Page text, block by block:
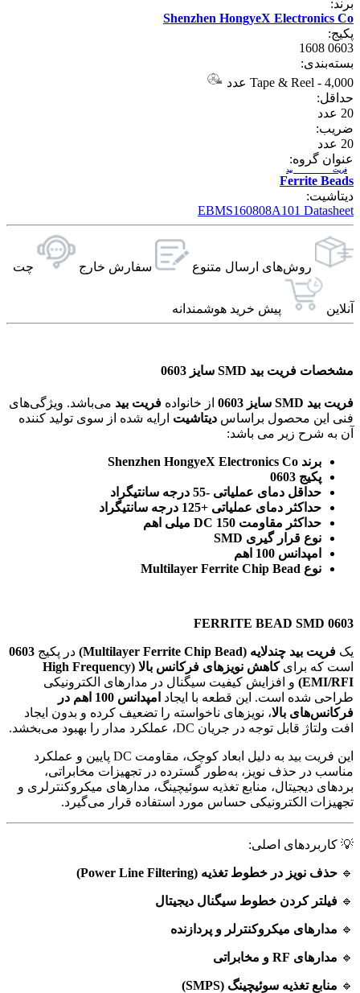
برند:
Shenzhen HongyeX Electronics Co
پکیج:
0603 1608
بسته‌بندی:
Tape & Reel - 4,000 عدد
حداقل:
20 عدد
ضریب:
20 عدد
عنوان گروه:
Ferrite Beads
فریت بید
دیتاشیت:
EBMS160808A101 Datasheet
روش‌های ارسال‌ متنوع سفارش خارج چت
آنلاین پیش خرید هوشمندانه
مشخصات فریت بید SMD سایز 0603
فریت بید SMD سایز 0603 از خانواده فریت بید می‌باشد. ویژگی‌های
فنی این محصول براساس دیتاشیت ارایه شده از سوی تولید کننده
آن به شرح زیر می باشد:
برند Shenzhen HongyeX Electronics Co
پکیج 0603
حداقل دمای عملیاتی -55 درجه سانتیگراد
حداکثر دمای عملیاتی +125 درجه سانتیگراد
حداکثر مقاومت DC 150 میلی اهم
نوع قرار گیری SMD
امپدانس 100 اهم
نوع Multilayer Ferrite Chip Bead
FERRITE BEAD SMD 0603
یک فریت بید چندلایه (Multilayer Ferrite Chip Bead) در پکیج 0603
است که برای
کاهش نویزهای فرکانس بالا (High Frequency
EMI/RFI) و افزایش کیفیت سیگنال در مدارهای الکترونیکی
طراحی شده است. این قطعه با ایجاد
امپدانس 100 اهم در
فرکانس‌های بالا، نویزهای ناخواسته را تضعیف کرده و بدون ایجاد
افت ولتاژ قابل توجه در جریان DC، عملکرد مدار را بهبود می‌بخشد.
این فریت بید به دلیل ابعاد کوچک، مقاومت DC پایین و عملکرد
مناسب در حذف نویز، به‌طور گسترده در تجهیزات مخابراتی،
بردهای دیجیتال، منابع تغذیه سوئیچینگ، مدارهای میکروکنترلری و
تجهیزات الکترونیکی حساس مورد استفاده قرار می‌گیرد.
💡 کاربردهای اصلی:
🔹 حذف نویز در خطوط تغذیه (Power Line Filtering)
🔹 فیلتر کردن خطوط سیگنال دیجیتال
🔹 مدارهای میکروکنترلر و پردازنده
🔹 مدارهای RF و مخابراتی
🔹 منابع تغذیه سوئیچینگ (SMPS)